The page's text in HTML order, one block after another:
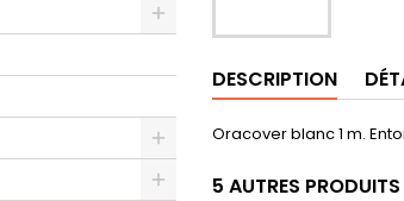
DESCRIPTION
Oracover blanc 1 m.
5 AUTRES